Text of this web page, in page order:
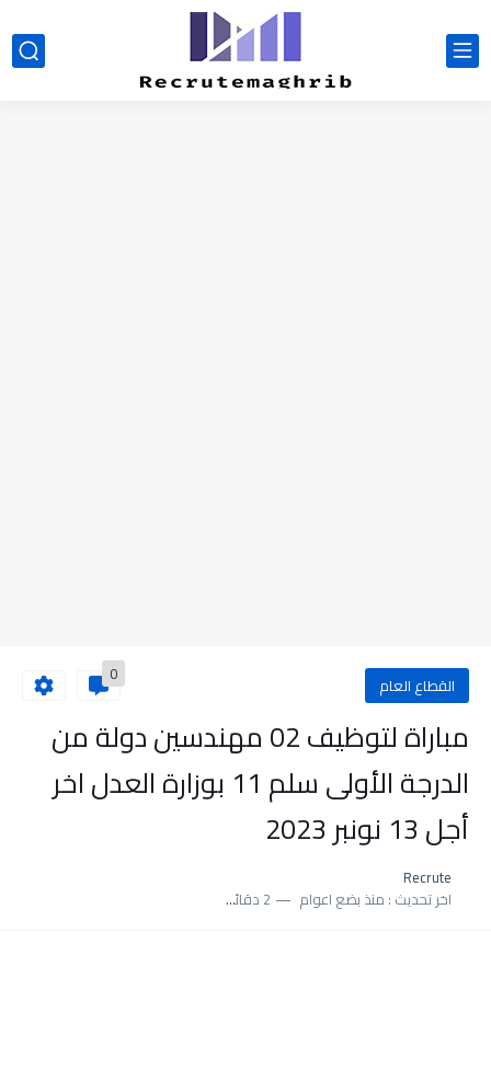
القطاع العام 0
مباراة لتوظيف 02 مهندسين دولة من
الدرجة الأولى سلم 11 بوزارة العدل اخر
أجل 13 نونبر 2023
Recrute
اخر تحديث : منذ بضع اعوام 2 دقائق للقراءة